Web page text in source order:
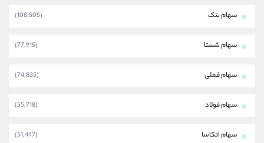
سهام بتک (108,505)
سهام شستا (77,915)
سهام فملی (74,835)
سهام فولاد (55,718)
سهام اتکاسا (51,447)